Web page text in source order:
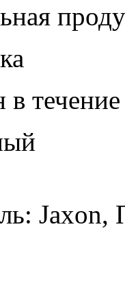
в
Jaxon,